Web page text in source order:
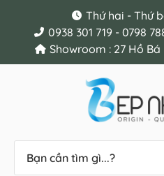
Thứ hai - Thứ
0938 301 719 - 0798
Showroom : 27 Hồ Bá